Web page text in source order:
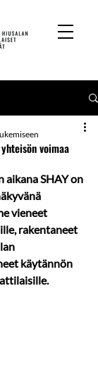
voimaa
aikana SHAY on
vieneet
rakentaneet
käytännön